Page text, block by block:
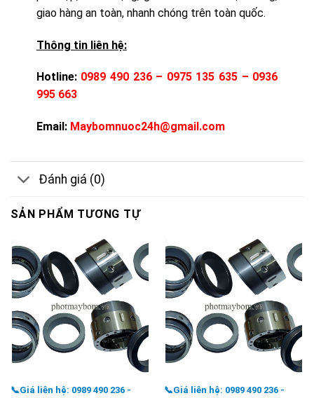
giao hàng an toàn, nhanh chóng trên toàn quốc.
Thông tin liên hệ:
Hotline: 0989 490 236 – 0975 135 635 – 0936
995 663
Email: Maybomnuoc24h@gmail.com
Đánh giá (0)
SẢN PHẨM TƯƠNG TỰ
📞Giá liên hệ: 0989 490 236 -
📞Giá liên hệ: 0989 490 236 -